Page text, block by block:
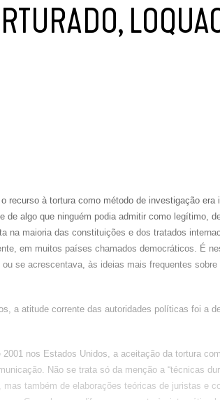
recurso à tortura como método de investigação
de algo que ninguém podia admitir como legítimo,
na maioria das constituições e dos tratados
em muitos países chamados democráticos. É
se acrescentava, às ideias mais frequentes
a atitude corrente das autoridades políticas foi a
nos Estados Unidos, a aceitação da tortura
Não se trata só da menção a “técnicas
mas também de elaborações teóricas de juristas e